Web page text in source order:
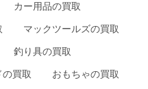
カー用品の買取
マックツールズの買取
釣り具の買取
の買取 おもちゃの買取